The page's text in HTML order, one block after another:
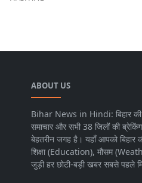
ABOUT US
Bihar News in Hindi: बिहार
समाचार और सभी 38 जिलों की
बेहतरीन जगह है। यहाँ आपको
शिक्षा (Education), मौसम
जुड़ी हर छोटी-बड़ी खबर सबसे पहले